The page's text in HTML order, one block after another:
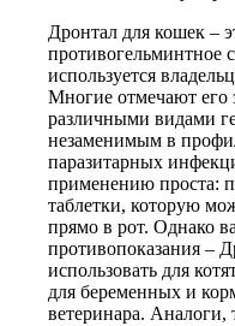
Дронтал для кошек –
противогельминтное
используется
Многие отмечают его
различными видами
незаменимым в
паразитарных
применению проста:
таблетки, которую
прямо в рот. Однако
противопоказания –
использовать для
для беременных и
ветеринара. Аналоги,